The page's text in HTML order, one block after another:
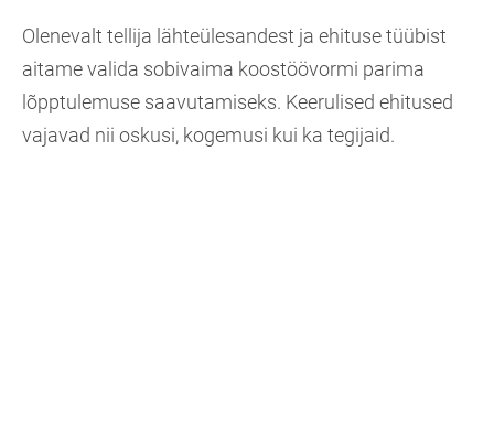
Olenevalt tellija lähteülesandest ja ehituse tüübist
aitame valida sobivaima koostöövormi parima
lõpptulemuse saavutamiseks. Keerulised ehitused
vajavad nii oskusi, kogemusi kui ka tegijaid.